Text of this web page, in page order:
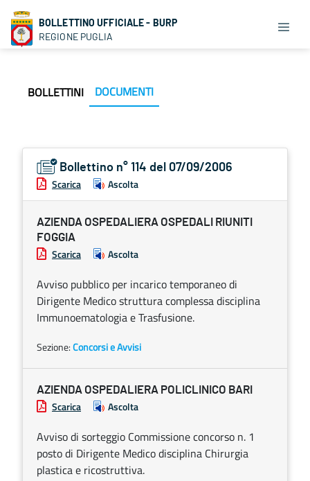
BOLLETTINO UFFICIALE - BURP
REGIONE PUGLIA
BOLLETTINI DOCUMENTI
Bollettino n° 114 del 07/09/2006
Scarica Ascolta
AZIENDA OSPEDALIERA OSPEDALI RIUNITI
FOGGIA
Scarica Ascolta
Avviso pubblico per incarico temporaneo di
Dirigente Medico struttura complessa disciplina
Immunoematologia e Trasfusione.
Sezione:Concorsi e Avvisi
AZIENDA OSPEDALIERA POLICLINICO BARI
Scarica Ascolta
Avviso di sorteggio Commissione concorso n. 1
posto di Dirigente Medico disciplina Chirurgia
plastica e ricostruttiva.